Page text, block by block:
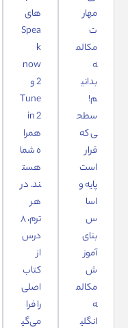
مهار
ت
مکالم
ه
بدانی
م!
سطح
ی که
قرار
است
پایه و
اسا
س
بنای
آموز
ش
مکالم
ه
انگلی
های
Spea
k
now
2 و
Tune
in 2
همرا
ه شما
هست
ند. در
هر
ترم، ۸
درس
از
کتاب
اصلی
را فرا
می‌گی